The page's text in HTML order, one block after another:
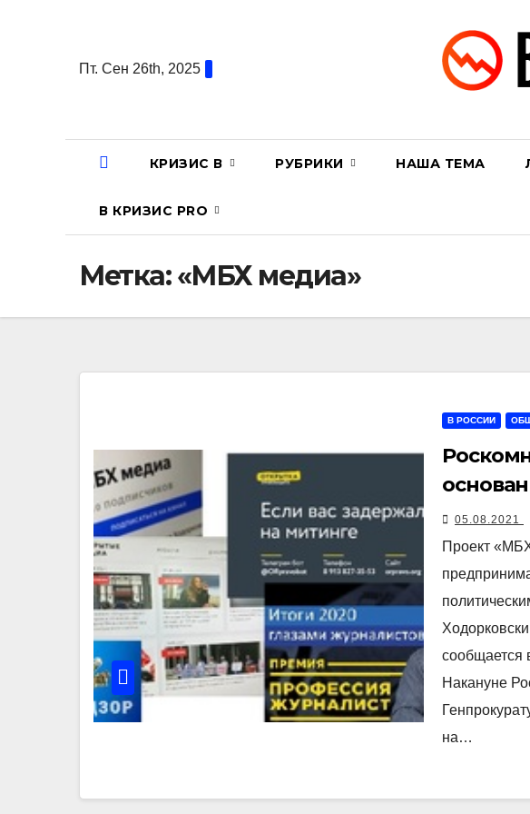
содержаниюПт. Сен 26th, 2025
КРИЗИС В РУБРИКИ НАША ТЕМА
В КРИЗИС PRO
Метка:«МБХ медиа»
В РОССИИ
«МБХ
медиа»
05.08.2021
Проект
сообщается
Накануне
на…